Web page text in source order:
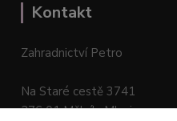
Kontakt
Zahradnictví Petro
Na Staré cestě 3741
276 01 Mělník–Mlazice